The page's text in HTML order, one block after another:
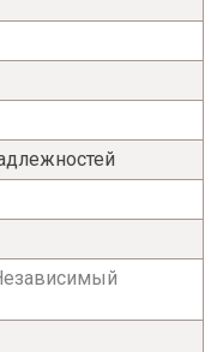
в отношении
данных и